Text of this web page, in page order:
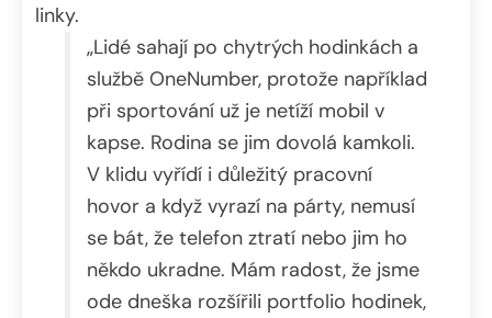
linky.
„Lidé sahají po chytrých hodinkách a
službě OneNumber, protože například
při sportování už je netíží mobil v
kapse. Rodina se jim dovolá kamkoli.
V klidu vyřídí i důležitý pracovní
hovor a když vyrazí na párty, nemusí
se bát, že telefon ztratí nebo jim ho
někdo ukradne. Mám radost, že jsme
ode dneška rozšířili portfolio hodinek,